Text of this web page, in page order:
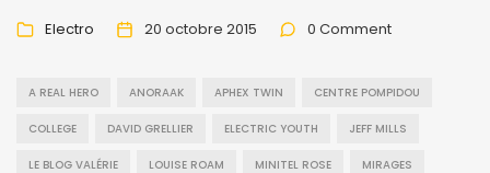
Electro 20 octobre 2015 0 Comment
A REAL HERO ANORAAK APHEX TWIN CENTRE POMPIDOU
COLLEGE DAVID GRELLIER ELECTRIC YOUTH JEFF MILLS
LE BLOG VALÉRIE LOUISE ROAM MINITEL ROSE MIRAGES